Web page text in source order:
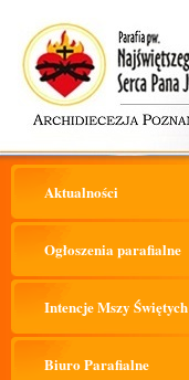
Aktualności
Ogłoszenia parafialne
Intencje Mszy Świętych
Biuro Parafialne